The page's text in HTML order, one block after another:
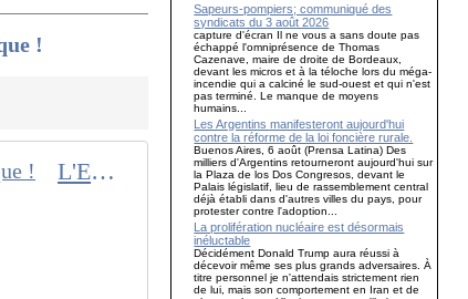
!
L'ENNEMI PRINCIPAL de la PAIX et des PEUPLES est le bloc euro-atlantique !
Sapeurs-pompiers; communiqué des
syndicats du 3 août 2026
capture d'écran Il ne vous a sans doute pas
échappé l'omniprésence de Thomas
Cazenave, maire de droite de Bordeaux,
devant les micros et à la téloche lors du méga-
incendie qui a calciné le sud-ouest et qui n'est
pas terminé. Le manque de moyens
humains...
Les Argentins manifesteront aujourd'hui
contre la réforme de la loi foncière rurale.
Buenos Aires, 6 août (Prensa Latina) Des
milliers d'Argentins retourneront aujourd'hui sur
la Plaza de los Dos Congresos, devant le
Palais législatif, lieu de rassemblement central
déjà établi dans d'autres villes du pays, pour
protester contre l'adoption...
La prolifération nucléaire est désormais
inéluctable
Décidément Donald Trump aura réussi à
décevoir même ses plus grands adversaires. À
titre personnel je n'attendais strictement rien
de lui, mais son comportement en Iran et de